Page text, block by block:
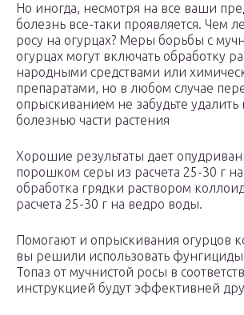
Но иногда, несмотря на все ваши
болезнь все-таки проявляется. Чем
росу на огурцах? Меры борьбы с
огурцах могут включать обработку
народными средствами или
препаратами, но в любом случае
опрыскиванием не забудьте
болезнью части растения
Хорошие результаты дает
порошком серы из расчета 25-30 г
обработка грядки раствором
расчета 25-30 г на ведро воды.
Помогают и опрыскивания огурцов
вы решили использовать
Топаз от мучнистой росы в
инструкцией будут эффективней